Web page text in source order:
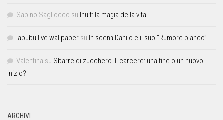
Sabino Sagliocco su Inuit: la magia della vita
labubu live wallpaper su In scena Danilo e il suo “Rumore bianco”
Valentina su Sbarre di zucchero. Il carcere: una fine o un nuovo
inizio?
ARCHIVI